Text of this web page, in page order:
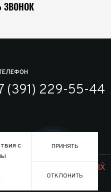
ЗВОНОК
(391) 229-55-44
Заказать
с
ПРИНЯТЬ
ОТКЛОНИТЬ